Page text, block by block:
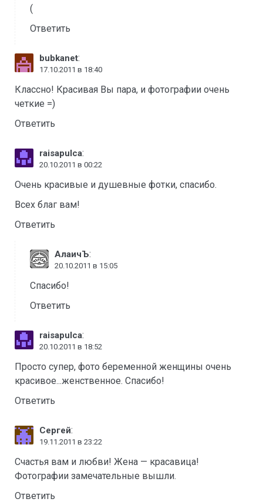
(
Ответить
bubkanet:
17.10.2011 в 18:40
Классно! Красивая Вы пара, и фотографии очень
четкие =)
Ответить
raisapulca:
20.10.2011 в 00:22
Очень красивые и душевные фотки, спасибо.
Всех благ вам!
Ответить
АлаичЪ:
20.10.2011 в 15:05
Спасибо!
Ответить
raisapulca:
20.10.2011 в 18:52
Просто супер, фото беременной женщины очень
красивое...женственное. Спасибо!
Ответить
Сергей:
19.11.2011 в 23:22
Счастья вам и любви! Жена — красавица!
Фотографии замечательные вышли.
Ответить